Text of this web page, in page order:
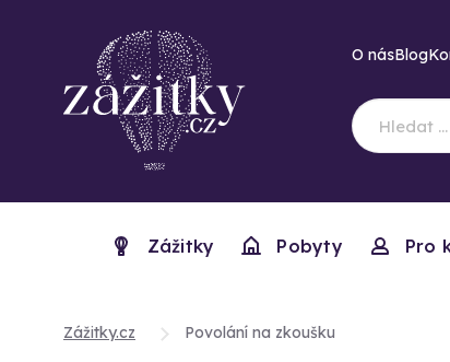
O násBlog
Zážitky Pobyty Pro
Zážitky.cz Povolání na zkoušku